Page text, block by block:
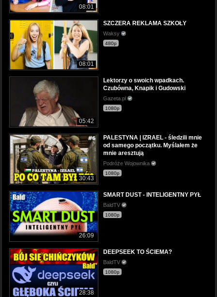
08:01
08:01
SZCZERA REKLAMA SZKOŁY
Waksy
480p
05:42
Lektorzy o swoich wpadkach.
Czubówna, Knapik i Gudowski
Gazeta.pl
1080p
30:43
PALESTYNA | IZRAEL - śledzili mnie
od samego początku. Myślałem że
mnie aresztują
Podróże Wojownika
1080p
26:09
SMART DUST - INTELIGENTNY PYŁ
BaldTV
1080p
28:38
DEEPSEEK TO ŚCIEMA?
BaldTV
1080p